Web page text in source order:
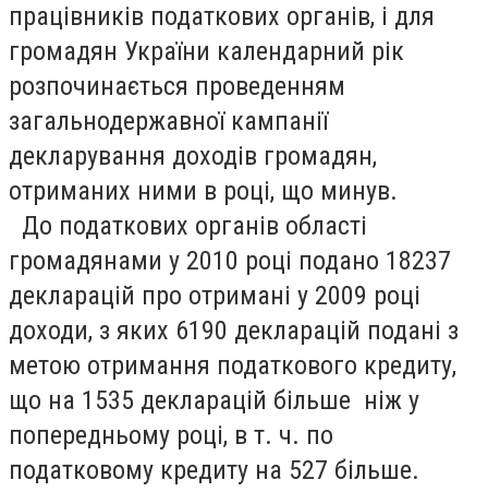
працівників податкових органів, і для
громадян України календарний рік
розпочинається проведенням
загальнодержавної кампанії
декларування доходів громадян,
отриманих ними в році, що минув.
До податкових органів області
громадянами у 2010 році подано 18237
декларацій про отримані у 2009 році
доходи, з яких 6190 декларацій подані з
метою отримання податкового кредиту,
що на 1535 декларацій більше ніж у
попередньому році, в т. ч. по
податковому кредиту на 527 більше.